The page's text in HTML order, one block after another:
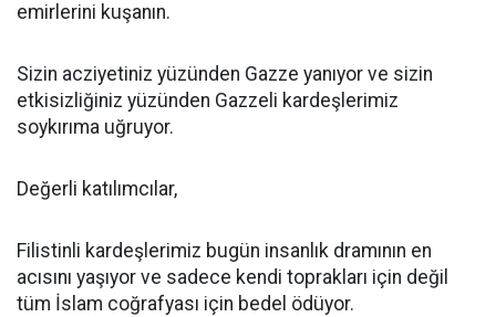
emirlerini kuşanın.
Sizin acziyetiniz yüzünden Gazze yanıyor ve sizin
etkisizliğiniz yüzünden Gazzeli kardeşlerimiz
soykırıma uğruyor.
Değerli katılımcılar,
Filistinli kardeşlerimiz bugün insanlık dramının en
acısını yaşıyor ve sadece kendi toprakları için değil
tüm İslam coğrafyası için bedel ödüyor.